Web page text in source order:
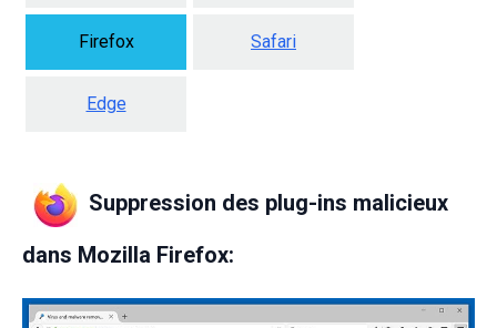
Firefox Safari
Edge
Suppression des plug-ins malicieux
dans Mozilla Firefox: